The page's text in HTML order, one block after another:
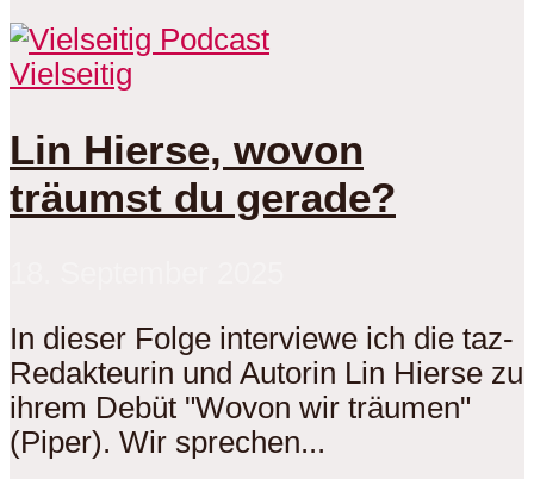
Vielseitig
Lin Hierse, wovon
träumst du gerade?
In dieser Folge interviewe ich die taz-
Redakteurin und Autorin Lin Hierse zu
ihrem Debüt "Wovon wir träumen"
(Piper). Wir sprechen...